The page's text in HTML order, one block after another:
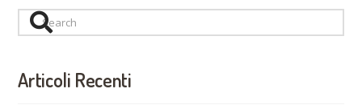
Search
Articoli Recenti